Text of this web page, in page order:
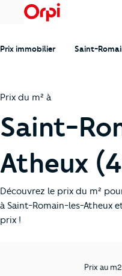
menu
Prix immobilier Saint-
Prix du m² à
Saint-
Atheux
Découvrez le prix du m²
à Saint-Romain-les-Atheux
prix !
Prix au m2